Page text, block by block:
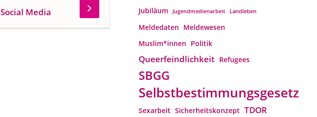
Social Media
Jubiläum
Jugendmedienarbeit Landleben
Meldedaten Meldewesen
Muslim*innen Politik
Queerfeindlichkeit Refugees
SBGG
Selbstbestimmungsgesetz
Sexarbeit Sicherheitskonzept TDOR